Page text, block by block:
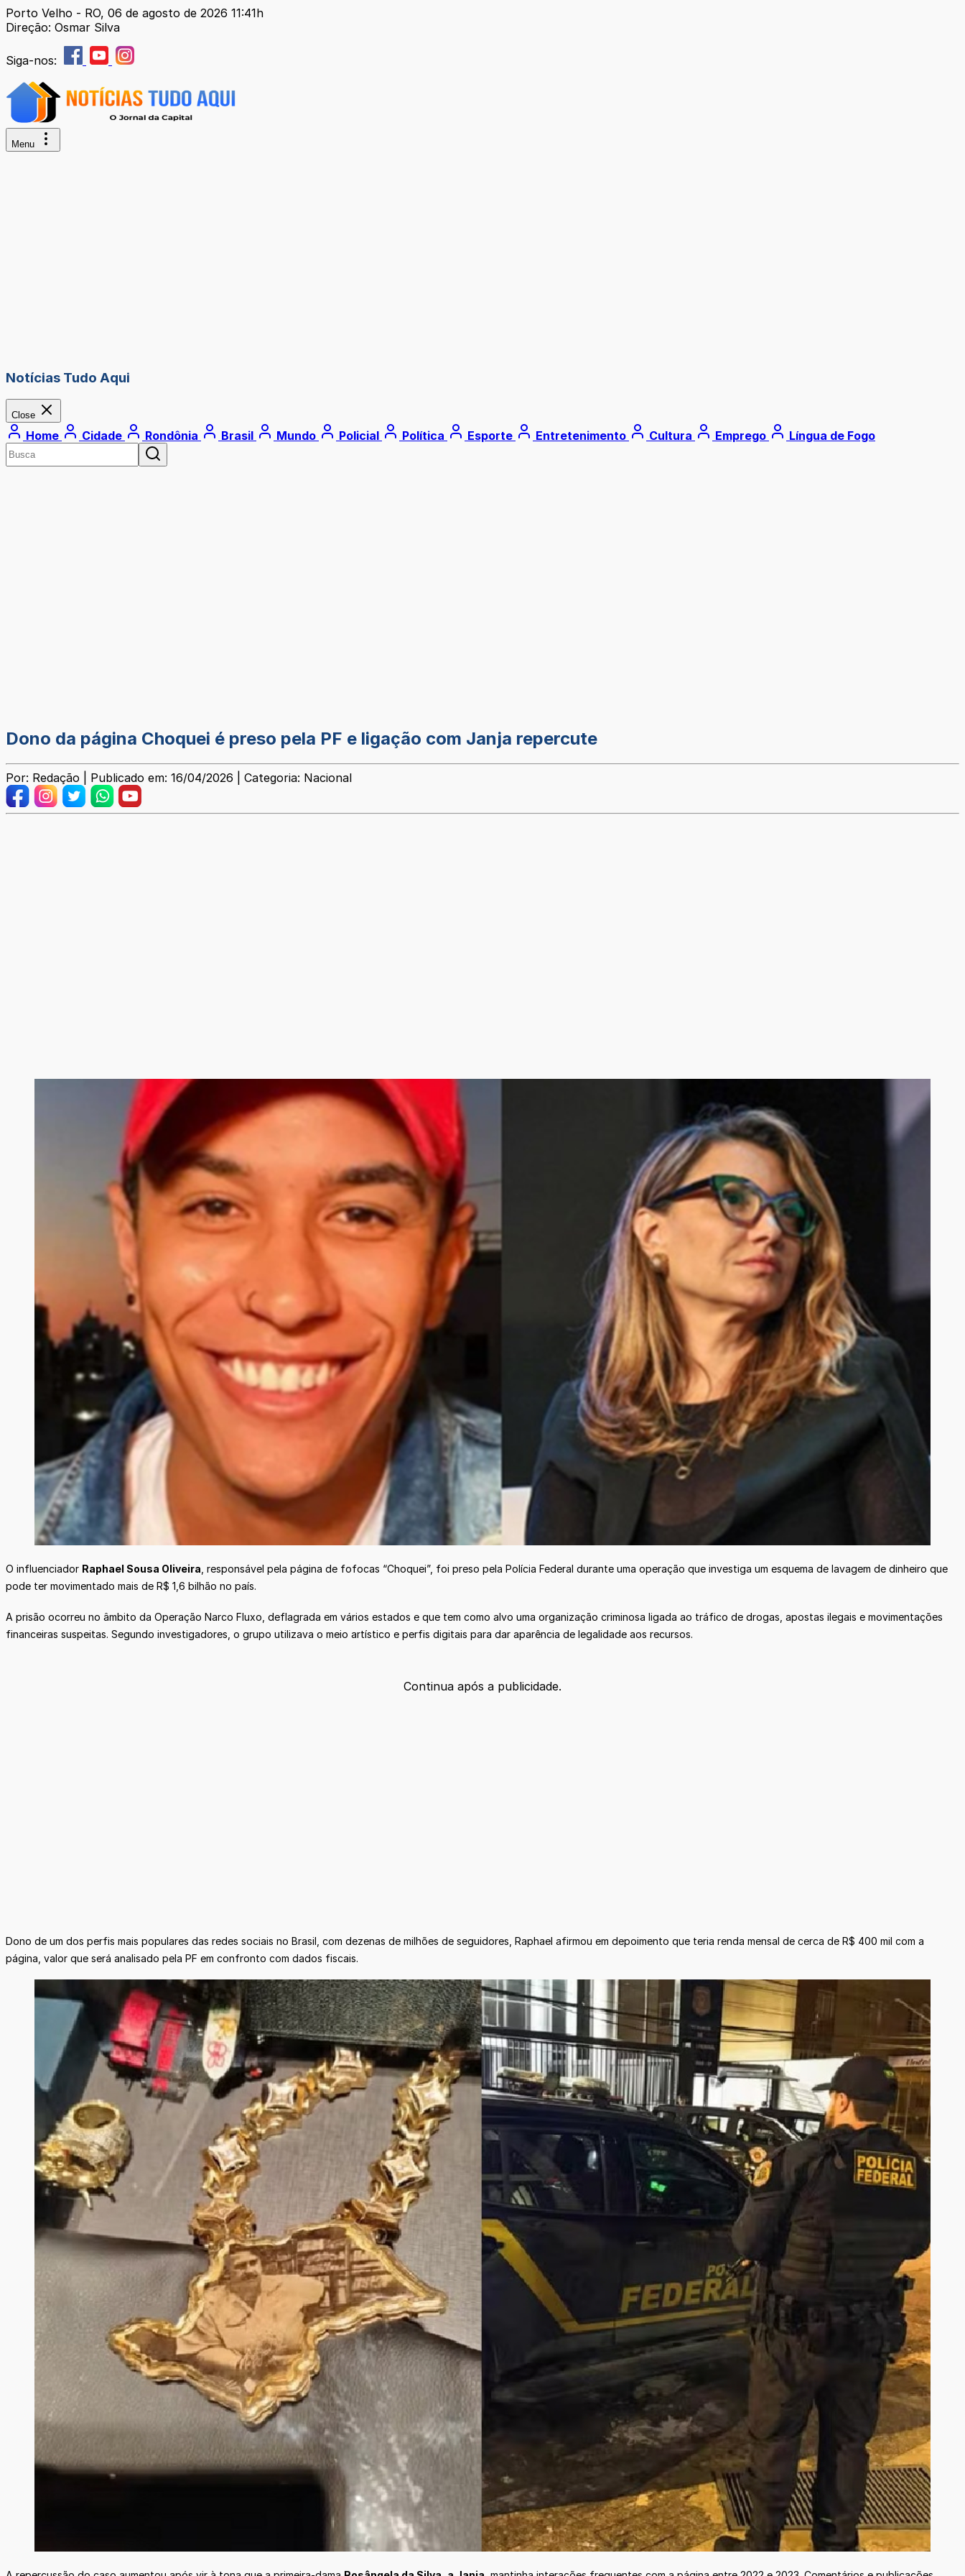
Porto Velho - RO, 06 de agosto de 2026 11:41h
Direção: Osmar Silva
Siga-nos:
Menu
Notícias Tudo Aqui
Close
Home Cidade Rondônia Brasil Mundo Policial Política Esporte Entretenimento Cultura Emprego Língua de Fogo
Dono da página Choquei é preso pela PF e ligação com Janja repercute
Por: Redação | Publicado em: 16/04/2026 | Categoria: Nacional
O influenciador Raphael Sousa Oliveira , responsável pela página de fofocas “Choquei”, foi preso pela Polícia Federal durante uma operação que investiga um esquema de lavagem de dinheiro que
pode ter movimentado mais de R$ 1,6 bilhão no país.
A prisão ocorreu no âmbito da Operação Narco Fluxo, deflagrada em vários estados e que tem como alvo uma organização criminosa ligada ao tráfico de drogas, apostas ilegais e movimentações
financeiras suspeitas. Segundo investigadores, o grupo utilizava o meio artístico e perfis digitais para dar aparência de legalidade aos recursos.
Continua após a publicidade.
Dono de um dos perfis mais populares das redes sociais no Brasil, com dezenas de milhões de seguidores, Raphael afirmou em depoimento que teria renda mensal de cerca de R$ 400 mil com a
página, valor que será analisado pela PF em confronto com dados fiscais.